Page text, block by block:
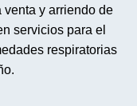
y arriendo de
servicios para el
respiratorias